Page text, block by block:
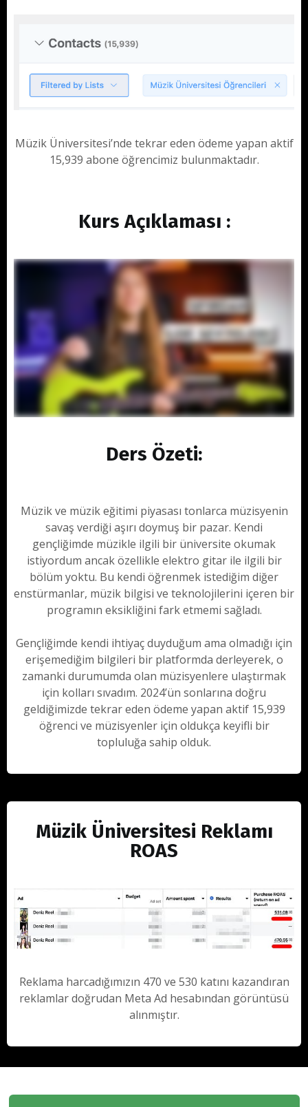
Müzik Üniversitesi’nde tekrar eden ödeme yapan aktif
15,939 abone öğrencimiz bulunmaktadır.
Kurs Açıklaması :
Ders Özeti:
Müzik ve müzik eğitimi piyasası tonlarca müzisyenin
savaş verdiği aşırı doymuş bir pazar. Kendi
gençliğimde müzikle ilgili bir üniversite okumak
istiyordum ancak özellikle elektro gitar ile ilgili bir
bölüm yoktu. Bu kendi öğrenmek istediğim diğer
enstürmanlar, müzik bilgisi ve teknolojilerini içeren bir
programın eksikliğini fark etmemi sağladı.
Gençliğimde kendi ihtiyaç duyduğum ama olmadığı için
erişemediğim bilgileri bir platformda derleyerek, o
zamanki durumumda olan müzisyenlere ulaştırmak
için kolları sıvadım. 2024’ün sonlarına doğru
geldiğimizde tekrar eden ödeme yapan aktif 15,939
öğrenci ve müzisyenler için oldukça keyifli bir
topluluğa sahip olduk.
Müzik Üniversitesi Reklamı
ROAS
Reklama harcadığımızın 470 ve 530 katını kazandıran
reklamlar doğrudan Meta Ad hesabından görüntüsü
alınmıştır.